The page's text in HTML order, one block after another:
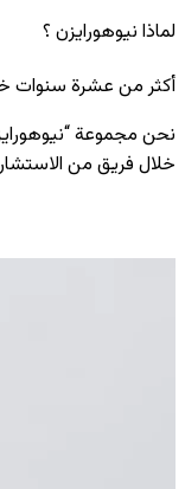
لماذا نيوهورايزن ؟
أكثر من عشرة سنوات
نحن مجموعة
خلال فريق من